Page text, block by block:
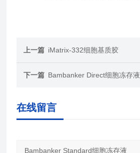
上一篇 iMatrix-332细胞基质胶
下一篇 Bambanker Direct细胞冻存液
在线留言